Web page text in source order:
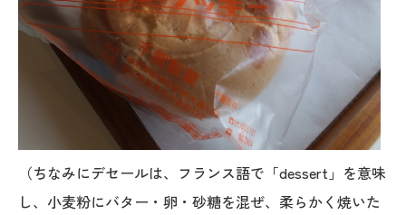
（ちなみにデセールは、フランス語で「dessert」を意味
し、小麦粉にバター・卵・砂糖を混ぜ、柔らかく焼いた